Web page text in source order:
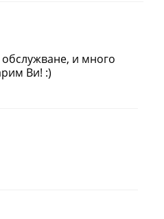
и много
Ви! :)